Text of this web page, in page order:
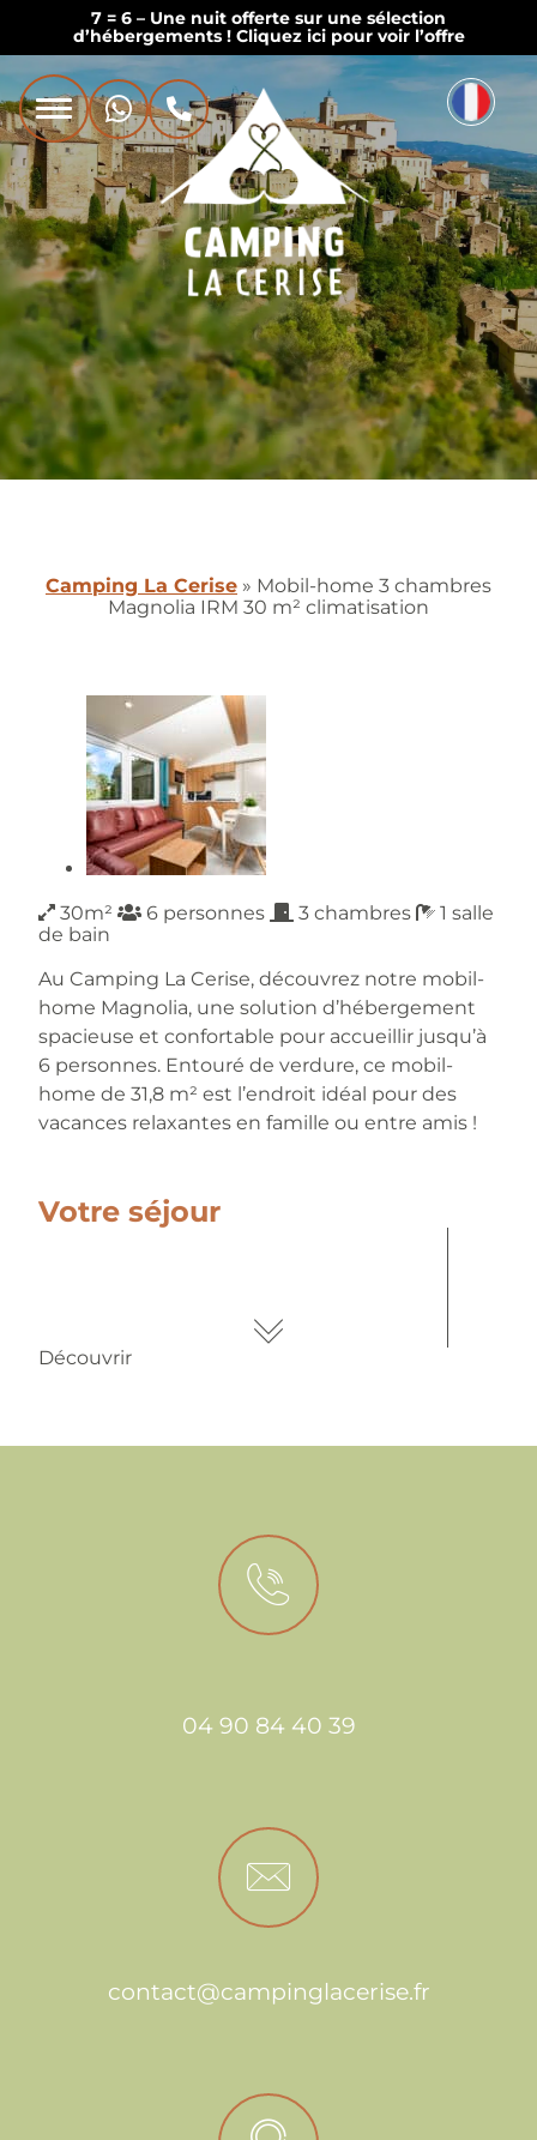
7 = 6 – Une nuit offerte sur une sélection
d’hébergements ! Cliquez ici pour voir l’offre
Camping La Cerise » Mobil-home 3 chambres
Magnolia IRM 30 m² climatisation
30m² 6 personnes 3 chambres
1 salle
de bain
Au Camping La Cerise, découvrez notre mobil-
home Magnolia, une solution d’hébergement
spacieuse et confortable pour accueillir jusqu’à
6 personnes. Entouré de verdure, ce mobil-
home de 31,8 m² est l’endroit idéal pour des
vacances relaxantes en famille ou entre amis !
Votre séjour
Découvrir
04 90 84 40 39
contact@campinglacerise.fr